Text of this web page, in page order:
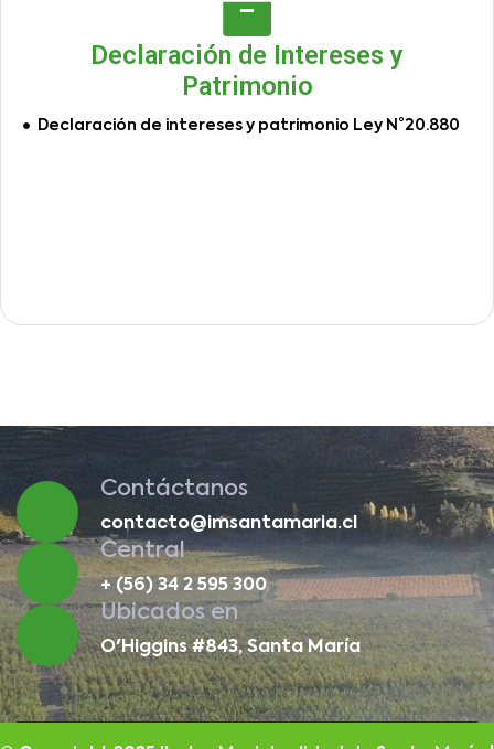
Declaración de Intereses y
Patrimonio
Declaración de intereses y patrimonio Ley N°20.880
Contáctanos
contacto@imsantamaria.cl
Central
+ (56) 34 2 595 300
Ubicados en
O'Higgins #843, Santa María